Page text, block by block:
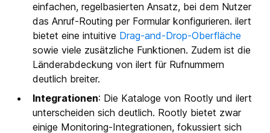
einfachen, regelbasierten Ansatz, bei dem Nutzer
das Anruf-Routing per Formular konfigurieren. ilert
bietet eine intuitive Drag-and-Drop-Oberfläche
sowie viele zusätzliche Funktionen. Zudem ist die
Länderabdeckung von ilert für Rufnummern
deutlich breiter.
Integrationen: Die Kataloge von Rootly und ilert
unterscheiden sich deutlich. Rootly bietet zwar
einige Monitoring-Integrationen, fokussiert sich